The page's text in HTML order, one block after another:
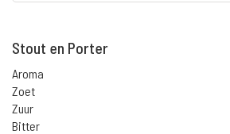
Stout en Porter
Aroma
Zoet
Zuur
Bitter